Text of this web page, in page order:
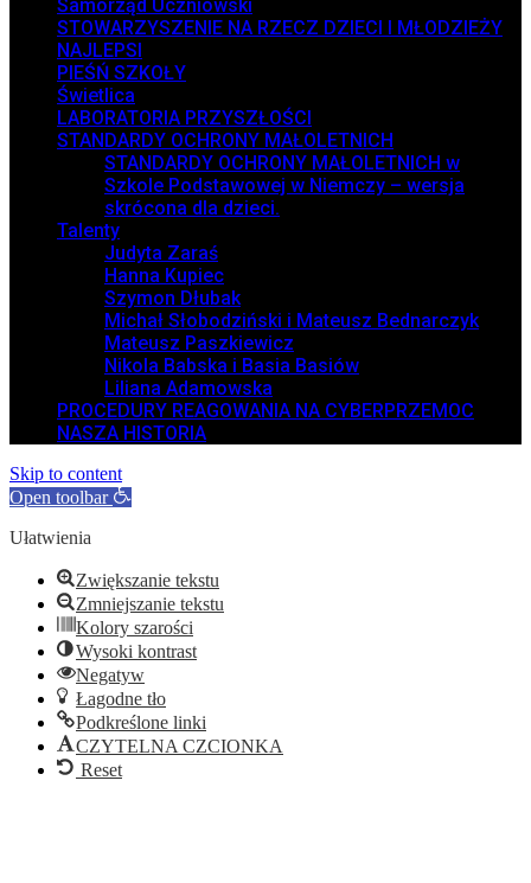
Samorząd Uczniowski
STOWARZYSZENIE NA RZECZ DZIECI I MŁODZIEŻY
NAJLEPSI
PIEŚŃ SZKOŁY
Świetlica
LABORATORIA PRZYSZŁOŚCI
STANDARDY OCHRONY MAŁOLETNICH
STANDARDY OCHRONY MAŁOLETNICH w
Szkole Podstawowej w Niemczy – wersja
skrócona dla dzieci.
Talenty
Judyta Zaraś
Hanna Kupiec
Szymon Dłubak
Michał Słobodziński i Mateusz Bednarczyk
Mateusz Paszkiewicz
Nikola Babska i Basia Basiów
Liliana Adamowska
PROCEDURY REAGOWANIA NA CYBERPRZEMOC
NASZA HISTORIA
Skip to content
Open toolbar
Ułatwienia
Zwiększanie tekstu
Zmniejszanie tekstu
Kolory szarości
Wysoki kontrast
Negatyw
Łagodne tło
Podkreślone linki
CZYTELNA CZCIONKA
Reset